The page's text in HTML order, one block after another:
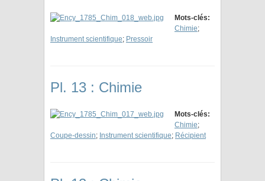
Mots-clés:
Chimie;
Instrument scientifique; Pressoir
Pl. 13 : Chimie
Mots-clés:
Chimie;
Coupe-dessin; Instrument scientifique; Récipient